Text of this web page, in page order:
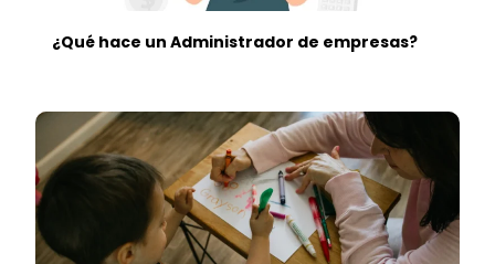
¿Qué hace un Administrador de empresas?